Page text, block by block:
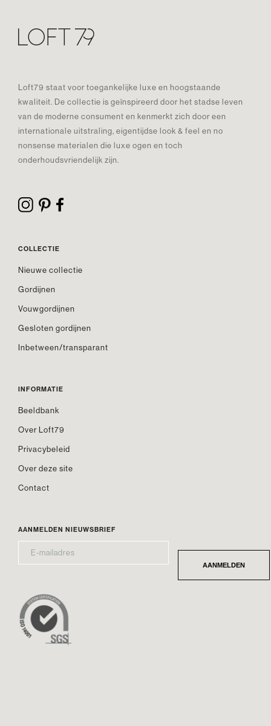
Loft79 staat voor toegankelijke luxe en hoogstaande
kwaliteit. De collectie is geïnspireerd door het stadse leven
van de moderne consument en kenmerkt zich door een
internationale uitstraling, eigentijdse look & feel en no
nonsense materialen die luxe ogen en toch
onderhoudsvriendelijk zijn.
COLLECTIE
Nieuwe collectie
Gordijnen
Vouwgordijnen
Gesloten gordijnen
Inbetween/transparant
INFORMATIE
Beeldbank
Over Loft79
Privacybeleid
Over deze site
Contact
AANMELDEN NIEUWSBRIEF
MAILADRES* AANMELDEN